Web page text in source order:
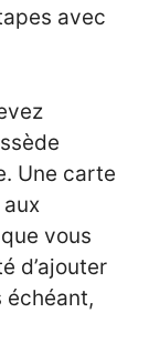
avec
Une carte
vous
d’ajouter
échéant,